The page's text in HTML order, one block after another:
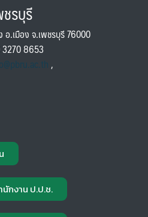
รบุรี
.เมือง จ.เพชรบุรี 76000
3270 8653
,
กงาน ป.ป.ช.